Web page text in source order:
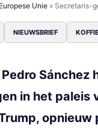
Europese Unie » Secretaris-
NIEUWSBRIEF
in het paleis